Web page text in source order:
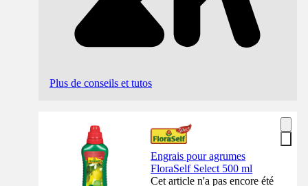
Plus de conseils et tutos
Engrais pour agrumes
FloraSelf Select 500 ml
Cet article n'a pas encore été